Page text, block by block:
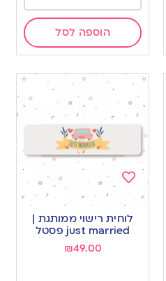
הוספה לסל
Add
to
wishlist
לוחית רישוי ממותגת |
just married פסטל
₪49.00